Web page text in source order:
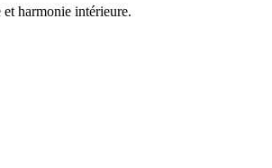
harmonie intérieure.